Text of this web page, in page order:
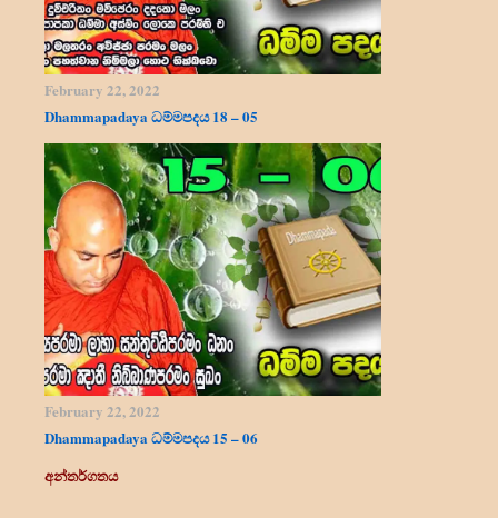
February 22, 2022
Dhammapadaya ධම්මපදය 18 – 05
February 22, 2022
Dhammapadaya ධම්මපදය 15 – 06
අන්තර්ගතය